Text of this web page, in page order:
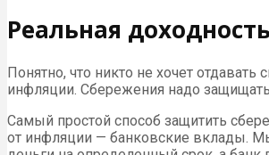
Реальная доходность
Понятно, что никто не хочет отдавать
инфляции. Сбережения надо
Самый простой способ защитить
от инфляции — банковские вклады.